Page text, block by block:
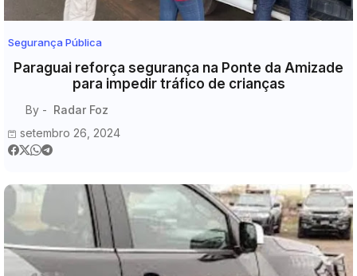
Segurança Pública
Paraguai reforça segurança na Ponte da Amizade
para impedir tráfico de crianças
By - Radar Foz
setembro 26, 2024